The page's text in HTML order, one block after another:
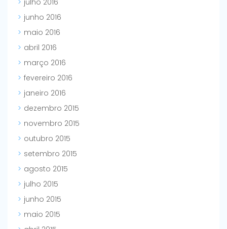
julho 2016
junho 2016
maio 2016
abril 2016
março 2016
fevereiro 2016
janeiro 2016
dezembro 2015
novembro 2015
outubro 2015
setembro 2015
agosto 2015
julho 2015
junho 2015
maio 2015